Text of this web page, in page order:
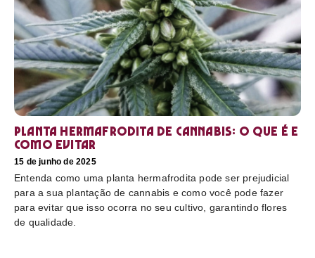
Planta hermafrodita de cannabis: O que é e
como evitar
15 de junho de 2025
Entenda como uma planta hermafrodita pode ser prejudicial
para a sua plantação de cannabis e como você pode fazer
para evitar que isso ocorra no seu cultivo, garantindo flores
de qualidade.